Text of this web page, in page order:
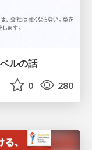
ルの話
0 280